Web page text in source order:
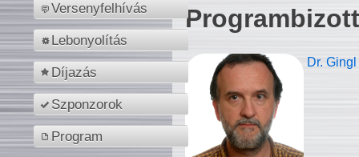
Versenyfelhívás
Lebonyolítás
Díjazás
Szponzorok
Program
Dr.